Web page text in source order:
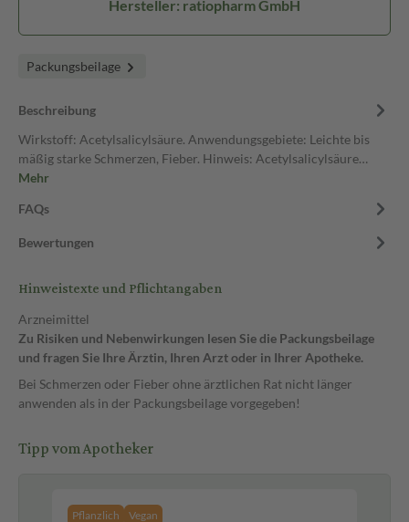
Hersteller: ratiopharm GmbH
Packungsbeilage
Beschreibung
Wirkstoff: Acetylsalicylsäure. Anwendungsgebiete: Leichte bis
mäßig starke Schmerzen, Fieber. Hinweis: Acetylsalicylsäure…
Mehr
FAQs
Bewertungen
Hinweistexte und Pflichtangaben
Arzneimittel
Zu Risiken und Nebenwirkungen lesen Sie die Packungsbeilage
und fragen Sie Ihre Ärztin, Ihren Arzt oder in Ihrer Apotheke.
Bei Schmerzen oder Fieber ohne ärztlichen Rat nicht länger
anwenden als in der Packungsbeilage vorgegeben!
Tipp vom Apotheker
Pflanzlich Vegan